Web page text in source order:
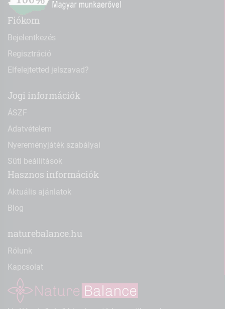
Fiókom
Bejelentkezés
Regisztráció
Elfelejtetted jelszavad?
Jogi információk
ÁSZF
Adatvételem
Nyereményjáték szabályai
Süti beállítások
Hasznos információk
Aktuális ajánlatok
Blog
naturebalance.hu
Rólunk
Kapcsolat